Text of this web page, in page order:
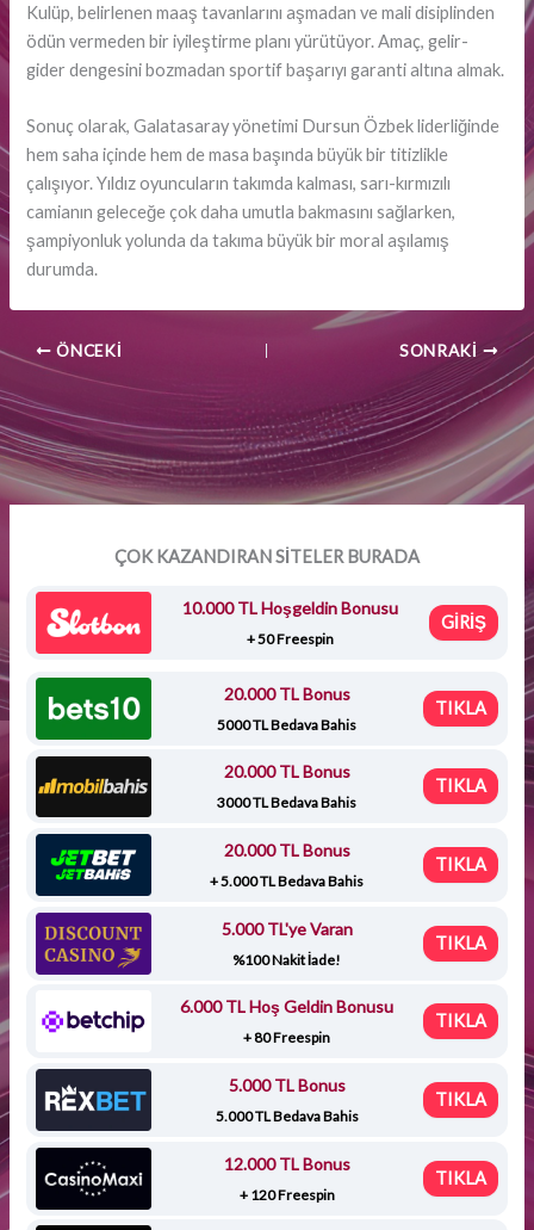
ÇOK KAZANDIRAN SİTELER BURADA
10.000 TL Hoşgeldin Bonusu
+ 50 Freespin
GİRİŞ
20.000 TL Bonus
5000 TL Bedava Bahis
TIKLA
20.000 TL Bonus
3000 TL Bedava Bahis
TIKLA
20.000 TL Bonus
+ 5.000 TL Bedava Bahis
TIKLA
5.000 TL'ye Varan
%100 Nakit İade!
TIKLA
6.000 TL Hoş Geldin Bonusu
+ 80 Freespin
TIKLA
5.000 TL Bonus
5.000 TL Bedava Bahis
TIKLA
12.000 TL Bonus
+ 120 Freespin
TIKLA
Kulüp, belirlenen maaş tavanlarını aşmadan ve mali disiplinden
ödün vermeden bir iyileştirme planı yürütüyor. Amaç, gelir-
gider dengesini bozmadan sportif başarıyı garanti altına almak.
Sonuç olarak, Galatasaray yönetimi Dursun Özbek liderliğinde
hem saha içinde hem de masa başında büyük bir titizlikle
çalışıyor. Yıldız oyuncuların takımda kalması, sarı-kırmızılı
camianın geleceğe çok daha umutla bakmasını sağlarken,
şampiyonluk yolunda da takıma büyük bir moral aşılamış
durumda.
ÖNCEKI SONRAKI